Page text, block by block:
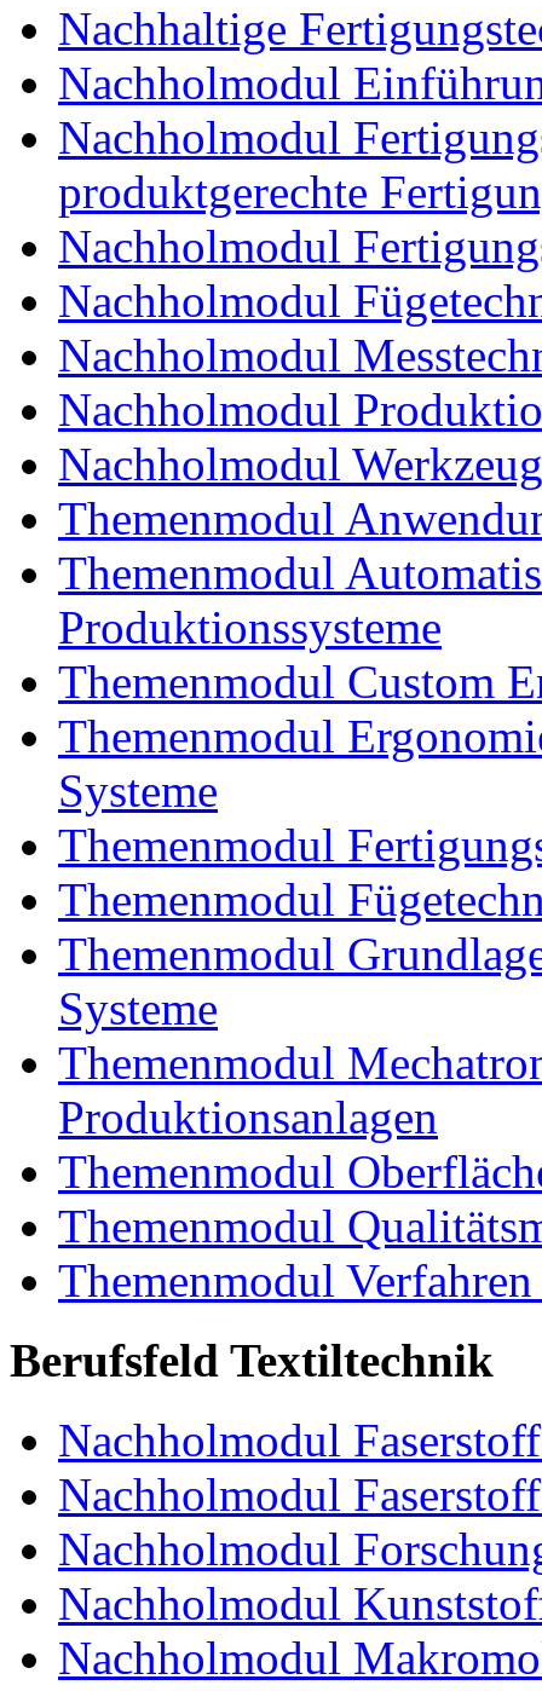
Nachhaltige
Nachholmodul
Nachholmodul
produktgerechte
Nachholmodul
Nachholmodul
Nachholmodul
Nachholmodul
Nachholmodul
Themenmodul
Themenmodul
Produktionssysteme
Themenmodul Custom
Themenmodul
Systeme
Themenmodul
Themenmodul
Themenmodul
Systeme
Themenmodul
Produktionsanlagen
Themenmodul
Themenmodul
Themenmodul
Berufsfeld Textiltechnik
Nachholmodul
Nachholmodul
Nachholmodul
Nachholmodul
Nachholmodul